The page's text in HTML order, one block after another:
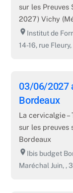
sur les Preuves
2027) Vichy
room Institut de
14-16, rue
03/06/2027
Bordeaux
La cervicalgie
sur les preuves
Bordeaux
room Ibis budget
Maréchal Juin, ,